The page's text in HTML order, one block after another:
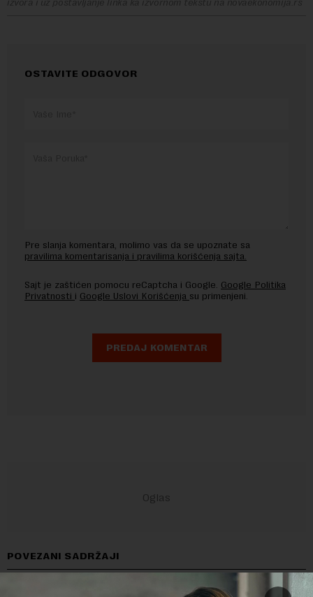
izvora i uz postavljanje linka ka izvornom tekstu na novaekonomija.rs
OSTAVITE ODGOVOR
Pre slanja komentara, molimo vas da se upoznate sa
pravilima komentarisanja i pravilima korišćenja sajta.
Sajt je zaštićen pomocu reCaptcha i Google. Google Politika
Privatnosti i Google Uslovi Korišćenja su primenjeni.
POVEZANI SADRŽAJI